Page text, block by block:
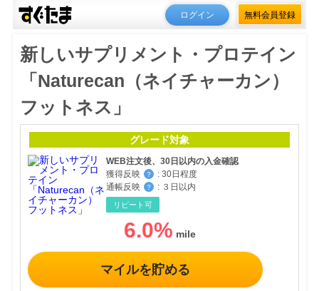
ログイン 無料会員登録
新しいサプリメント・プロテイン
「Naturecan（ネイチャーカン）
フットネス」
グレード対象
WEB注文後、30日以内の入金確認
獲得反映
？ : 30日程度
通帳反映
？ : ３日以内
リピート可
6.0%
マイルを貯める